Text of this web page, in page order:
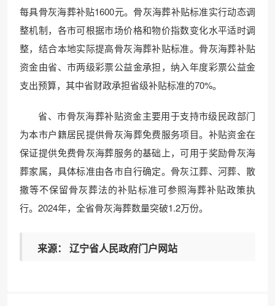
每具骨灰海葬补贴1600元。骨灰海葬补贴标准实行动态调
整机制，各市可根据市场价格和物价指数变化水平适时调
整，结合本地实际提高骨灰海葬补贴标准。骨灰海葬补贴
资金由省、市两级彩票公益金承担，纳入年度彩票公益金
支出预算，其中省财政承担省级补贴标准的70%。
省、市骨灰海葬补贴资金主要用于支持市级民政部门
为本市户籍居民提供骨灰海葬免费服务项目。补贴资金在
保证提供免费骨灰海葬服务的基础上，可用于奖励骨灰海
葬家属，具体标准由各市自行确定。骨灰江葬、河葬、散
撒等不保留骨灰葬法的补贴标准可参照海葬补贴政策执
行。2024年，全省骨灰海葬数量突破1.2万份。
来源： 辽宁省人民政府门户网站